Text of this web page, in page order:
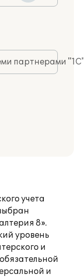
партнерами
учета
8».
уровень
и
и